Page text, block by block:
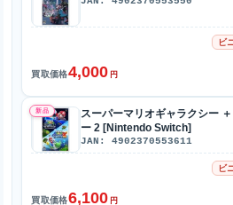
ビ
買取価格4,000 円
新品
スーパーマリオギャラクシー
ー 2 [Nintendo Switch]
JAN: 4902370553611
ビ
買取価格6,100 円